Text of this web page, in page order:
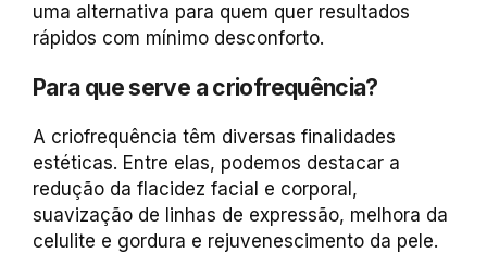
uma alternativa para quem quer resultados
rápidos com mínimo desconforto.
Para que serve a criofrequência?
A criofrequência têm diversas finalidades
estéticas. Entre elas, podemos destacar a
redução da flacidez facial e corporal,
suavização de linhas de expressão, melhora da
celulite e gordura e rejuvenescimento da pele.